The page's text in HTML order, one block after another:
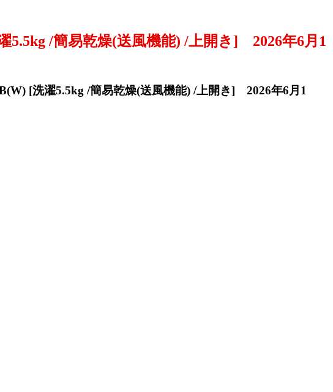
/簡易乾燥(送風機能) /上開き] 2026年6月1
[洗濯5.5kg /簡易乾燥(送風機能) /上開き] 2026年6月1